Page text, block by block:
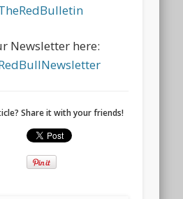
Newsletter here:
Share it with your friends!